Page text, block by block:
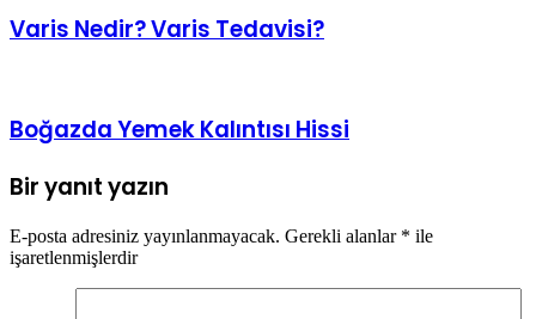
Varis Nedir? Varis Tedavisi?
Boğazda Yemek Kalıntısı Hissi
Bir yanıt yazın
E-posta adresiniz yayınlanmayacak. Gerekli alanlar * ile
işaretlenmişlerdir